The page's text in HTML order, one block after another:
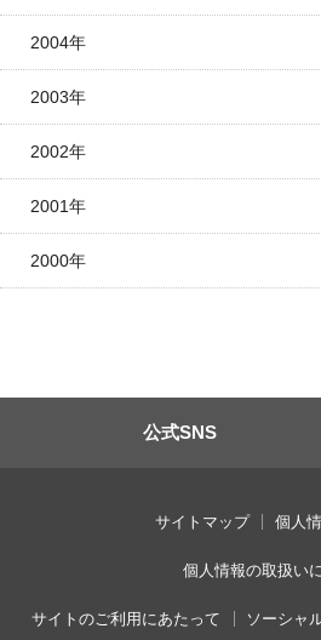
2004年
2003年
2002年
2001年
2000年
公式SNS
サイトマップ 個人
個人情報の取扱い
サイトのご利用にあたって ソーシャ